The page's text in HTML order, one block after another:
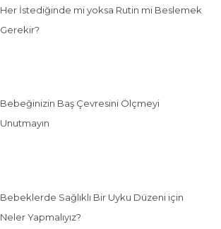
Her İstediğinde mi yoksa Rutin mi Beslemek
Gerekir?
Bebeğinizin Baş Çevresini Ölçmeyi
Unutmayın
Bebeklerde Sağlıklı Bir Uyku Düzeni için
Neler Yapmalıyız?